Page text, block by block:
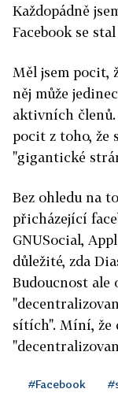
Každopádně
Facebook se
Měl jsem pocit,
něj může
aktivních
pocit z toho, že
"gigantické
Bez ohledu na
přicházející
GNUSocial,
důležité, zda
Budoucnost
sítích". Míní, že
#Facebook